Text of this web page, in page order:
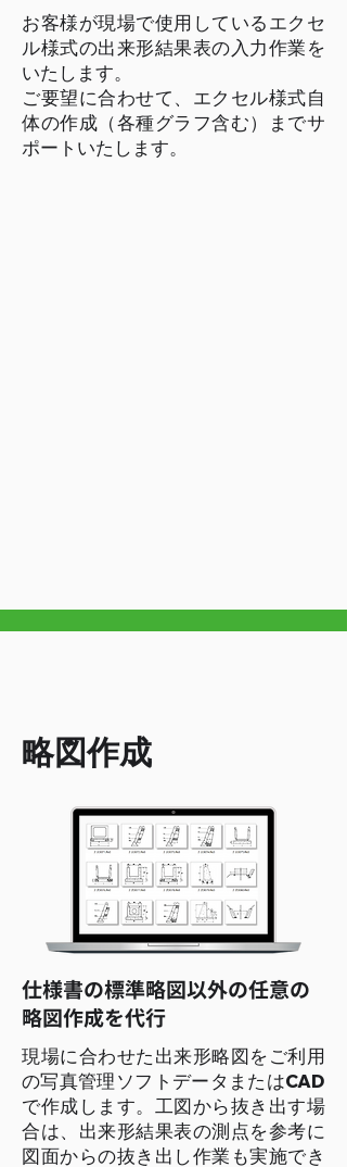
お客様が現場で使用しているエクセ
ル様式の出来形結果表の入力作業を
いたします。
ご要望に合わせて、エクセル様式自
体の作成（各種グラフ含む）までサ
ポートいたします。
略図作成
仕様書の標準略図以外の任意の
略図作成を代行
現場に合わせた出来形略図をご利用
の写真管理ソフトデータまたはCAD
で作成します。工図から抜き出す場
合は、出来形結果表の測点を参考に
図面からの抜き出し作業も実施でき